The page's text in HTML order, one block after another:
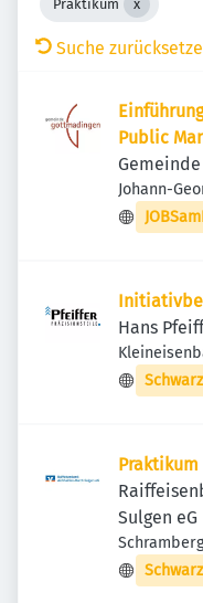
Praktikum
Suche
Public
Johann-
Hans
Sulgen eG